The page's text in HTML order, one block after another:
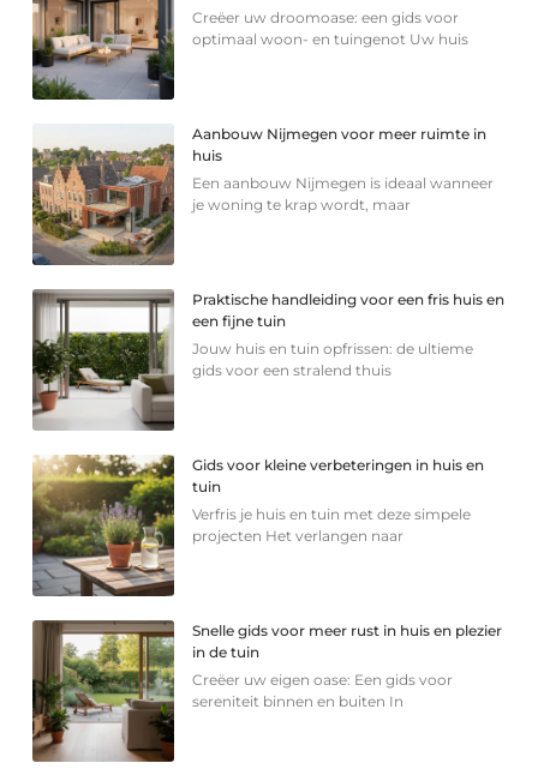
Creëer uw droomoase: een gids voor
optimaal woon- en tuingenot Uw huis
Aanbouw Nijmegen voor meer ruimte in
huis
Een aanbouw Nijmegen is ideaal wanneer
je woning te krap wordt, maar
Praktische handleiding voor een fris huis en
een fijne tuin
Jouw huis en tuin opfrissen: de ultieme
gids voor een stralend thuis
Gids voor kleine verbeteringen in huis en
tuin
Verfris je huis en tuin met deze simpele
projecten Het verlangen naar
Snelle gids voor meer rust in huis en plezier
in de tuin
Creëer uw eigen oase: Een gids voor
sereniteit binnen en buiten In